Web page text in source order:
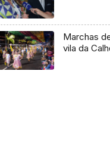
Marchas
vila da